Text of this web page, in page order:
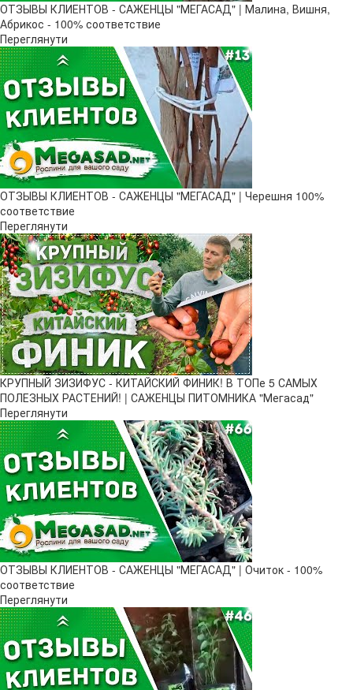
ОТЗЫВЫ КЛИЕНТОВ - САЖЕНЦЫ "МЕГАСАД" | Малина, Вишня,
Абрикос - 100% соответствие
Переглянути
ОТЗЫВЫ КЛИЕНТОВ - САЖЕНЦЫ "МЕГАСАД" | Черешня 100%
соответствие
Переглянути
КРУПНЫЙ ЗИЗИФУС - КИТАЙСКИЙ ФИНИК! В ТОПе 5 САМЫХ
ПОЛЕЗНЫХ РАСТЕНИЙ! | САЖЕНЦЫ ПИТОМНИКА "Мегасад"
Переглянути
ОТЗЫВЫ КЛИЕНТОВ - САЖЕНЦЫ "МЕГАСАД" | Очиток - 100%
соответствие
Переглянути